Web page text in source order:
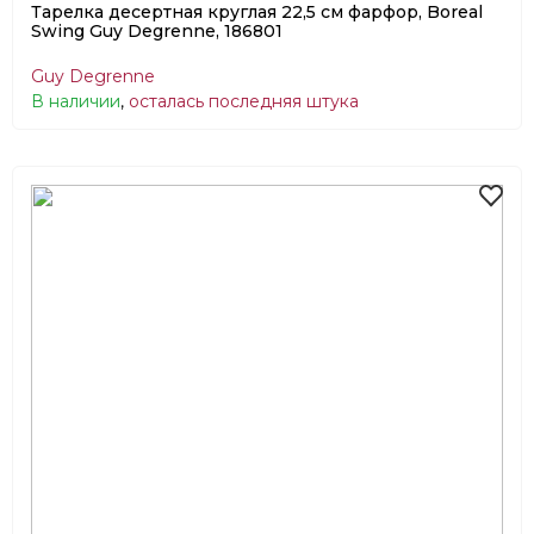
Тарелка десертная круглая 22,5 см фарфор, Boreal
Swing Guy Degrenne, 186801
Guy Degrenne
В наличии, осталась последняя штука